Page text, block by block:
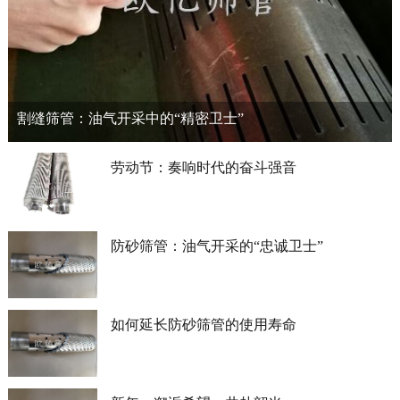
割缝筛管：油气开采中的“精密卫士”
劳动节：奏响时代的奋斗强音
防砂筛管：油气开采的“忠诚卫士”
如何延长防砂筛管的使用寿命